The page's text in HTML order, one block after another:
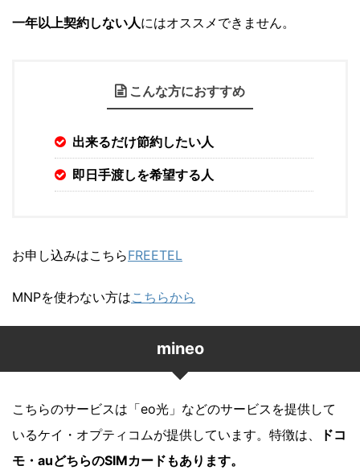
一年以上契約しない人にはオススメできません。
こんな方におすすめ
出来るだけ節約したい人
即日手渡しを希望する人
お申し込みはこちらFREETEL
MNPを使わない方はこちらから
mineo
こちらのサービスは「eo光」などのサービスを提供して
いるケイ・オプティコムが提供しています。特徴は、
ドコ
モ・auどちらのSIMカードもあります。